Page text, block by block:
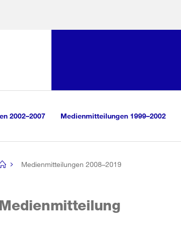
2002–2007 Medienmitteilungen 1999–2002
Medienmitteilungen 2008–2019